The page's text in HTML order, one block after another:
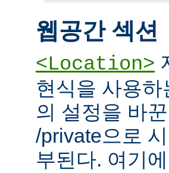
웹공간 섹션
<Location>
현식을 사용
의 설정을 바
/private으로
부된다. 여기